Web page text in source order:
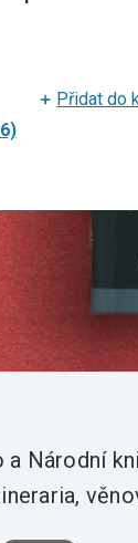
Přidat do
Národní